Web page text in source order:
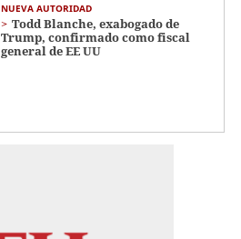
NUEVA AUTORIDAD
Todd Blanche, exabogado de
Trump, confirmado como fiscal
general de EE UU